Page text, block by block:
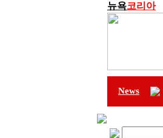
뉴욕코리아
News